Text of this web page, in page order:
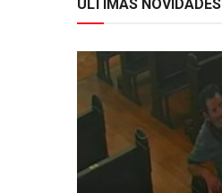
ÚLTIMAS NOVIDADES